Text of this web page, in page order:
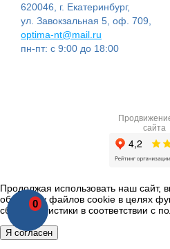
0
620046, г. Екатеринбург,
ул. Завокзальная 5, оф. 709,
optima-nt@mail.ru
пн-пт: с 9:00 до 18:00
сайта
Продолжая использовать наш сайт,
обработку файлов cookie в целях
сбора статистики в соответствии с
Я согласен